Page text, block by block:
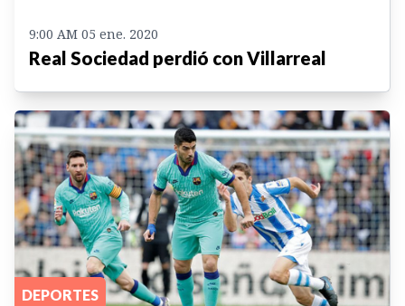
9:00 AM 05 ene. 2020
Real Sociedad perdió con Villarreal
DEPORTES